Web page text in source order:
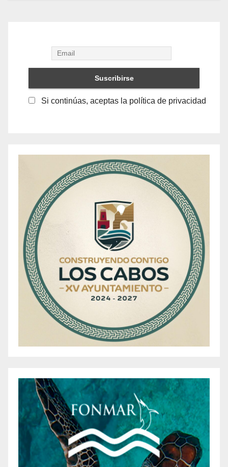
Si continúas, aceptas la política de privacidad